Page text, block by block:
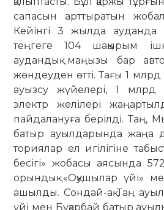
сапасын арттыратын
Кейінгі 3 жылда
теңгеге 104 шақырым
аудандық маңызы бар
жөндеуден өт­ті. Тағы 1
ауыз­су жүйелері, 1 млрд
электр желілері
пайдалануға берілді. Таң,
батыр ауыл­­дарында жаңа
ториялар ел игілігіне
бесігі» жобасы ая­сында
орын­дық «Оқушылар үйі»
ашылды. Сондай-ақ Таң
үйі мен Бұ­қар­бай батыр